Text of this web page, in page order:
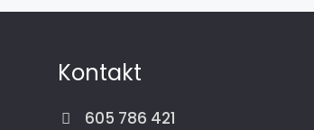
Kontakt
605 786 421